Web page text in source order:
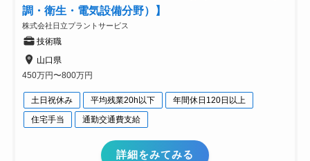
調・衛生・電気設備分野）】
株式会社日立プラントサービス
技術職
山口県
450万円〜800万円
土日祝休み 平均残業20h以下
年間休日120日以上
住宅手当
通勤交通費支給
詳細をみてみる